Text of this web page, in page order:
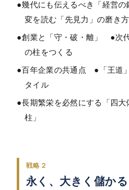
●幾代にも伝えるべき「経営
変を読む「先見力」の磨き方
●創業と「守・破・離」 ●次
の柱をつくる
●百年企業の共通点 ●「王道
タイル
●長期繁栄を必然にする「四
柱」
戦略２
永く、大きく儲か